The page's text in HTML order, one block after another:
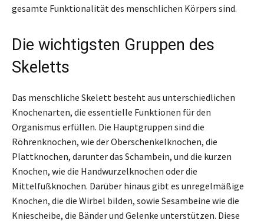
gesamte Funktionalität des menschlichen Körpers sind.
Die wichtigsten Gruppen des
Skeletts
Das menschliche Skelett besteht aus unterschiedlichen
Knochenarten, die essentielle Funktionen für den
Organismus erfüllen. Die Hauptgruppen sind die
Röhrenknochen, wie der Oberschenkelknochen, die
Plattknochen, darunter das Schambein, und die kurzen
Knochen, wie die Handwurzelknochen oder die
Mittelfußknochen. Darüber hinaus gibt es unregelmäßige
Knochen, die die Wirbel bilden, sowie Sesambeine wie die
Kniescheibe, die Bänder und Gelenke unterstützen. Diese